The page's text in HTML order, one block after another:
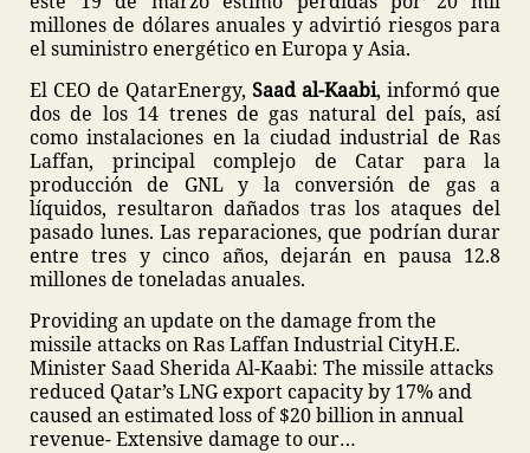
millones de dólares anuales y advirtió riesgos para
el suministro energético en Europa y Asia.
El CEO de QatarEnergy, Saad al-Kaabi, informó que
dos de los 14 trenes de gas natural del país, así
como instalaciones en la ciudad industrial de Ras
Laffan, principal complejo de Catar para la
producción de GNL y la conversión de gas a
líquidos, resultaron dañados tras los ataques del
pasado lunes. Las reparaciones, que podrían durar
entre tres y cinco años, dejarán en pausa 12.8
millones de toneladas anuales.
Providing an update on the damage from the
missile attacks on Ras Laffan Industrial CityH.E.
Minister Saad Sherida Al-Kaabi: The missile attacks
reduced Qatar’s LNG export capacity by 17% and
caused an estimated loss of $20 billion in annual
revenue- Extensive damage to our…